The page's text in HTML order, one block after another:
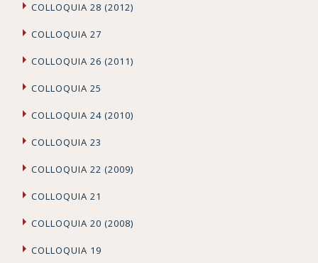
COLLOQUIA 28 (2012)
COLLOQUIA 27
COLLOQUIA 26 (2011)
COLLOQUIA 25
COLLOQUIA 24 (2010)
COLLOQUIA 23
COLLOQUIA 22 (2009)
COLLOQUIA 21
COLLOQUIA 20 (2008)
COLLOQUIA 19